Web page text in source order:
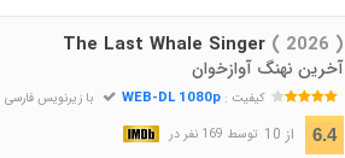
The Last Whale Singer( 2026 )
آخرین نهنگ آوازخوان
کیفیت :WEB-DL 1080p با زیرنویس فارسی
6.4 از 10 توسط 169 نفر در